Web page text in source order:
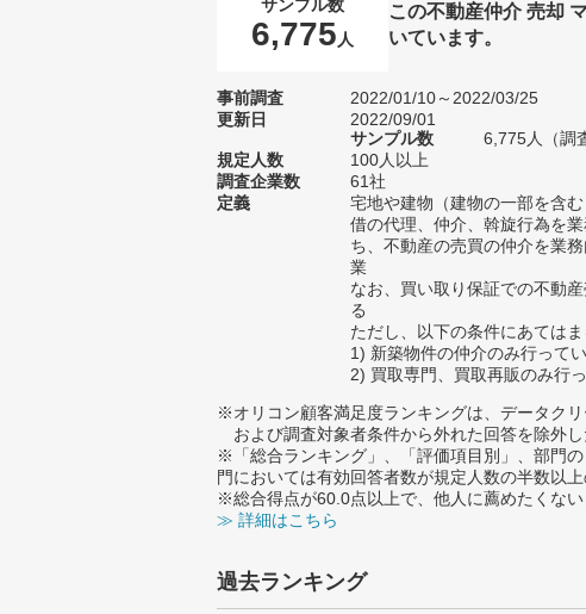
サンプル数
6,775 人
この不動産仲介 売却
いています。
事前調査
2022/01/10～2022/03/25
更新日
2022/09/01
サンプル数
6,775人（調
規定人数
100人以上
調査企業数
61社
定義
宅地や建物（建物の一部を含
借の代理、仲介、斡旋行為を
ち、不動産の売買の仲介を業
業
なお、買い取り保証での不動
る
ただし、以下の条件にあては
1) 新築物件の仲介のみ行って
2) 買取専門、買取再販のみ行
※オリコン顧客満足度ランキングは、データク
および調査対象者条件から外れた回答を除外し
※「総合ランキング」、「評価項目別」、部門
門においては有効回答者数が規定人数の半数以
※総合得点が60.0点以上で、他人に薦めたくな
≫ 詳細はこちら
過去ランキング